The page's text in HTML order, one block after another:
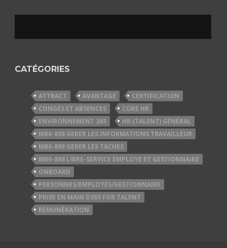
CATÉGORIES
ATTRACT AVANTAGE
CERTIFICATION
CONGÉS ET ABSENCES
CORE HR
ENVIRONNEMENT 365
HR (TALENT) GÉNÉRAL
MB6-898 GERER LES INFORMATIONS TRAVAILLEUR
MB6-898 GERER LES TACHES
MB6-898 LIBRE-SERVICE EMPLOYE ET GESTIONNAIRE
ONBOARD
PERSONNES/EMPLOYÉS/GESTIONNAIRE
PRISE EN MAIN D365 FOR TALENT
RÉMUNÉRATION